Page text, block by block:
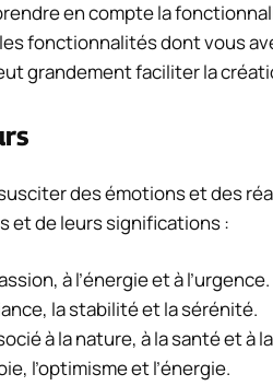
en compte la
fonctionnalités dont vous
grandement faciliter la
des émotions et des
et de leurs significations :
à l’énergie et à l’urgence.
la stabilité et la sérénité.
à la nature, à la santé et à
l’optimisme et l’énergie.